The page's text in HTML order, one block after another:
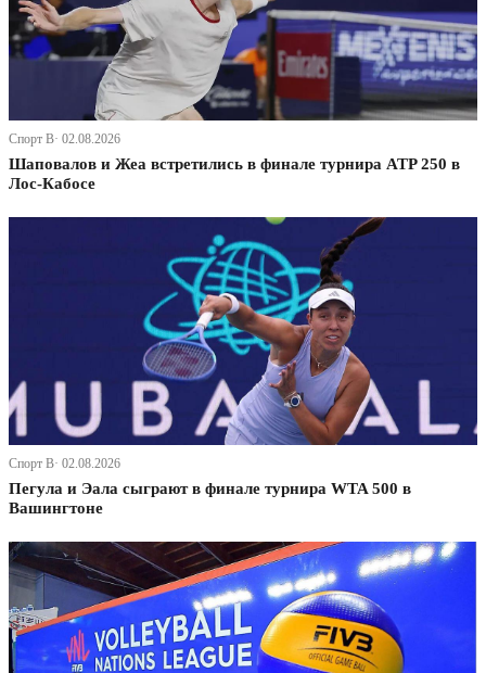
Спорт В· 02.08.2026
Шаповалов и Жеа встретились в финале турнира ATP 250 в
Лос-Кабосе
Спорт В· 02.08.2026
Пегула и Эала сыграют в финале турнира WTA 500 в
Вашингтоне